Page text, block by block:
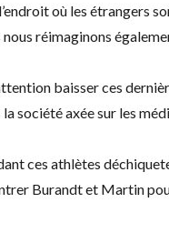
où les étrangers
réimaginons
baisser ces
société axée sur les
ces athlètes
Burandt et Martin